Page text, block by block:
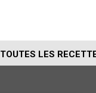
TOUTES LES